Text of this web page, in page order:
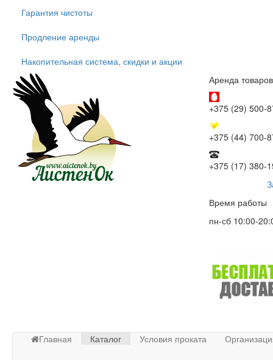
Гарантия чистоты
Продление аренды
Накопительная система, скидки и акции
Аренда
+375 (29) 500-
+375 (44) 700-
+375 (17) 380-
Время работы
пн-сб 10:00-
Главная Каталог Условия проката